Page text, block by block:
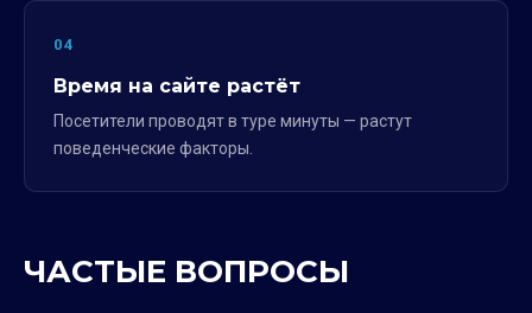
04
Время на сайте растёт
Посетители проводят в туре минуты — растут
поведенческие факторы.
ЧАСТЫЕ ВОПРОСЫ